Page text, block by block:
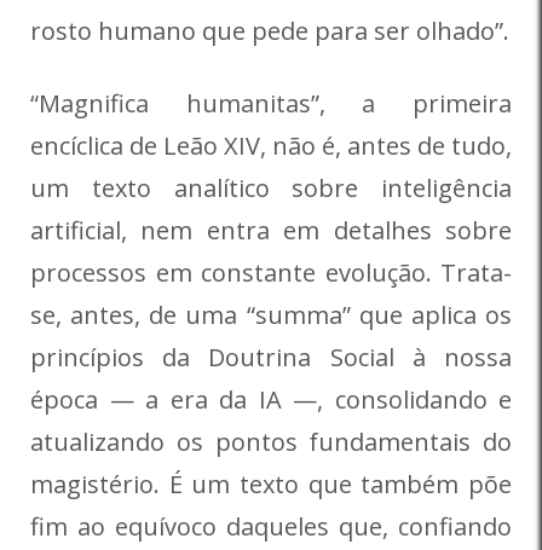
rosto humano que pede para ser olhado”.
“Magnifica humanitas”, a primeira
encíclica de Leão XIV, não é, antes de tudo,
um texto analítico sobre inteligência
artificial, nem entra em detalhes sobre
processos em constante evolução. Trata-
se, antes, de uma “summa” que aplica os
princípios da Doutrina Social à nossa
época — a era da IA —, consolidando e
atualizando os pontos fundamentais do
magistério. É um texto que também põe
fim ao equívoco daqueles que, confiando